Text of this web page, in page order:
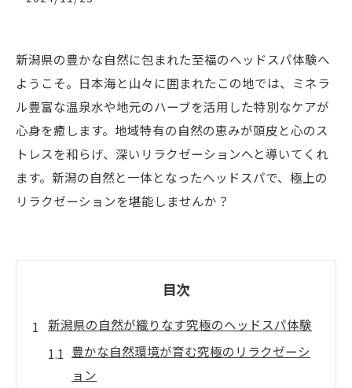
新潟県の豊かな自然に包まれた至福のヘッドスパ体験へ
ようこそ。日本海と山々に囲まれたこの地では、ミネラ
ル豊富な温泉水や地元のハーブを活用した特別なケアが
心身を癒します。地域特有の自然の恵みが頭皮と心のス
トレスを和らげ、深いリラクゼーションへと導いてくれ
ます。新潟の自然と一体となったヘッドスパで、極上の
リラクゼーションを堪能しませんか？
目次
新潟県の自然が織りなす究極のヘッドスパ体験
豊かな自然環境が育む究極のリラクゼーシ
ョン